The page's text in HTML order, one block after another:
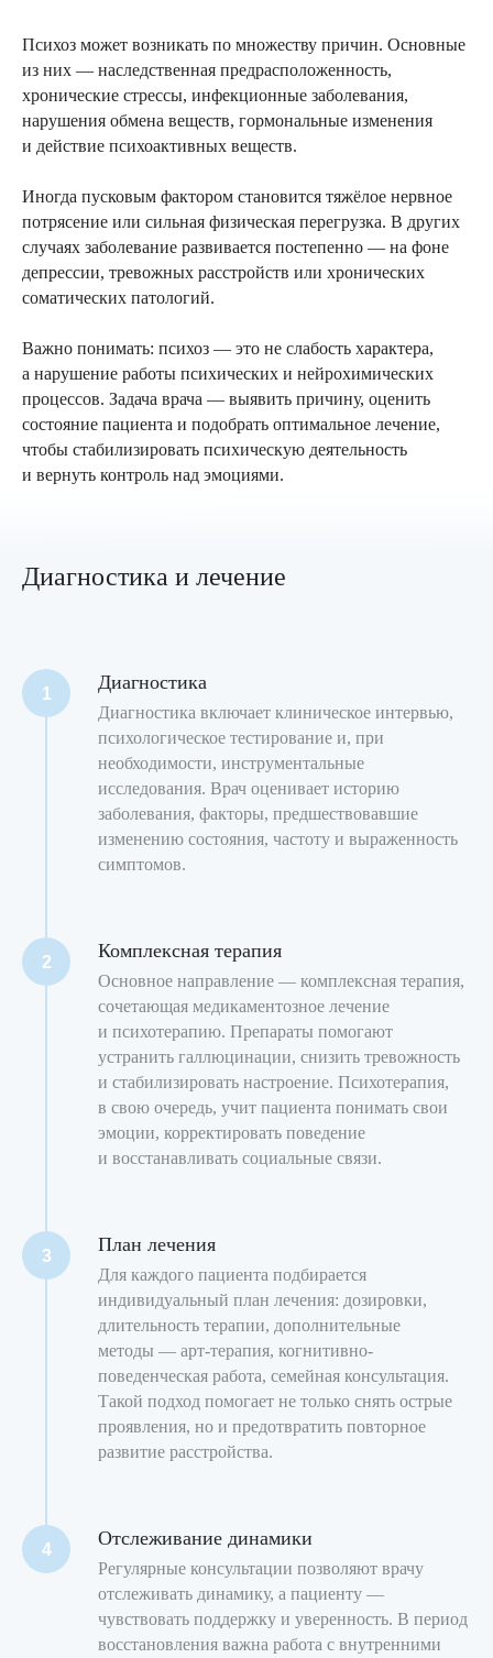
Психоз может возникать по множеству причин. Основные
из них — наследственная предрасположенность,
хронические стрессы, инфекционные заболевания,
нарушения обмена веществ, гормональные изменения
и действие психоактивных веществ.
Иногда пусковым фактором становится тяжёлое нервное
потрясение или сильная физическая перегрузка. В других
случаях заболевание развивается постепенно — на фоне
депрессии, тревожных расстройств или хронических
соматических патологий.
Важно понимать: психоз — это не слабость характера,
а нарушение работы психических и нейрохимических
процессов. Задача врача — выявить причину, оценить
состояние пациента и подобрать оптимальное лечение,
чтобы стабилизировать психическую деятельность
и вернуть контроль над эмоциями.
Диагностика и лечение
Диагностика
Диагностика включает клиническое интервью,
психологическое тестирование и, при
необходимости, инструментальные
исследования. Врач оценивает историю
заболевания, факторы, предшествовавшие
изменению состояния, частоту и выраженность
симптомов.
Комплексная терапия
Основное направление — комплексная терапия,
сочетающая медикаментозное лечение
и психотерапию. Препараты помогают
устранить галлюцинации, снизить тревожность
и стабилизировать настроение. Психотерапия,
в свою очередь, учит пациента понимать свои
эмоции, корректировать поведение
и восстанавливать социальные связи.
План лечения
Для каждого пациента подбирается
индивидуальный план лечения: дозировки,
длительность терапии, дополнительные
методы — арт-терапия, когнитивно-
поведенческая работа, семейная консультация.
Такой подход помогает не только снять острые
проявления, но и предотвратить повторное
развитие расстройства.
Отслеживание динамики
Регулярные консультации позволяют врачу
отслеживать динамику, а пациенту —
чувствовать поддержку и уверенность. В период
восстановления важна работа с внутренними
Запишитесь
на консультацию в удобное
Нажимая кнопку «Записаться» вы
Записаться